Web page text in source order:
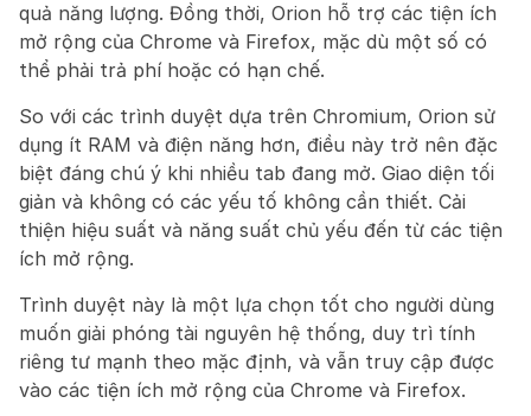
quả năng lượng. Đồng thời, Orion hỗ trợ các tiện ích
mở rộng của Chrome và Firefox, mặc dù một số có
thể phải trả phí hoặc có hạn chế.
So với các trình duyệt dựa trên Chromium, Orion sử
dụng ít RAM và điện năng hơn, điều này trở nên đặc
biệt đáng chú ý khi nhiều tab đang mở. Giao diện tối
giản và không có các yếu tố không cần thiết. Cải
thiện hiệu suất và năng suất chủ yếu đến từ các tiện
ích mở rộng.
Trình duyệt này là một lựa chọn tốt cho người dùng
muốn giải phóng tài nguyên hệ thống, duy trì tính
riêng tư mạnh theo mặc định, và vẫn truy cập được
vào các tiện ích mở rộng của Chrome và Firefox.